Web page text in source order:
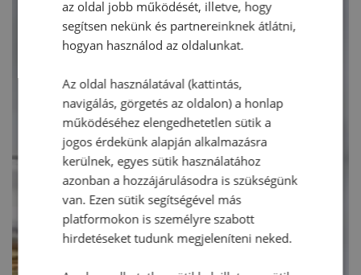
az oldal jobb működését, illetve, hogy
segítsen nekünk és partnereinknek átlátni,
hogyan használod az oldalunkat.
Az oldal használatával (kattintás,
navigálás, görgetés az oldalon) a honlap
működéséhez elengedhetetlen sütik a
jogos érdekünk alapján alkalmazásra
kerülnek, egyes sütik használatához
azonban a hozzájárulásodra is szükségünk
van. Ezen sütik segítségével más
platformokon is személyre szabott
hirdetéseket tudunk megjeleníteni neked.